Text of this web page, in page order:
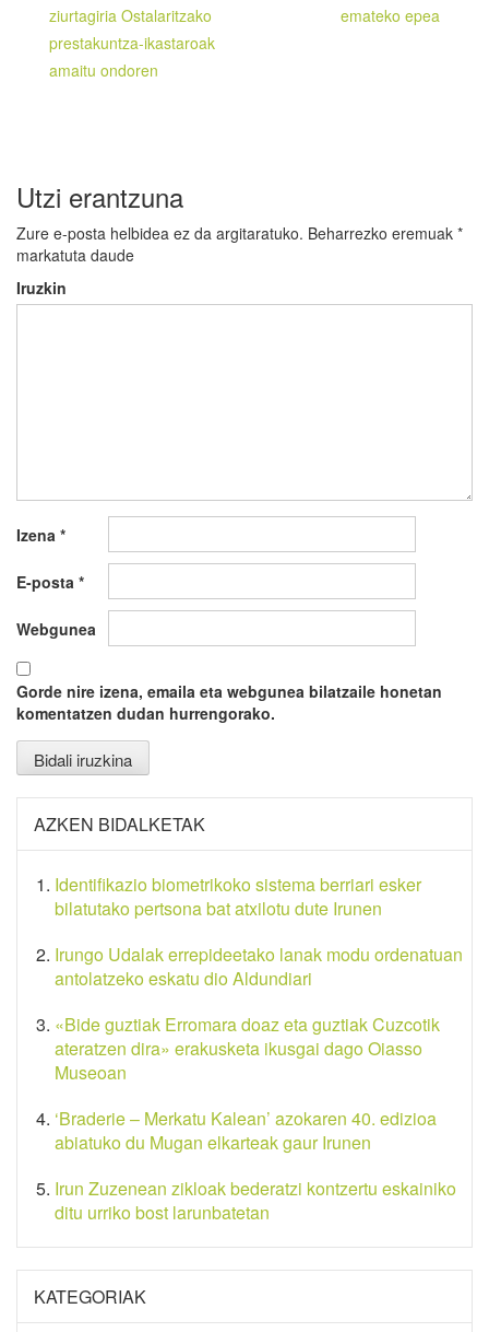
nabigatu
ziurtagiria Ostalaritzako
prestakuntza-ikastaroak
amaitu ondoren
emateko epea
Utzi erantzuna
Zure e-posta helbidea ez da argitaratuko. Beharrezko eremuak *
markatuta daude
Iruzkin
Izena *
E-posta *
Webgunea
Gorde nire izena, emaila eta webgunea bilatzaile honetan
komentatzen dudan hurrengorako.
AZKEN BIDALKETAK
Identifikazio biometrikoko sistema berriari esker
bilatutako pertsona bat atxilotu dute Irunen
Irungo Udalak errepideetako lanak modu ordenatuan
antolatzeko eskatu dio Aldundiari
«Bide guztiak Erromara doaz eta guztiak Cuzcotik
ateratzen dira» erakusketa ikusgai dago Oiasso
Museoan
‘Braderie – Merkatu Kalean’ azokaren 40. edizioa
abiatuko du Mugan elkarteak gaur Irunen
Irun Zuzenean zikloak bederatzi kontzertu eskainiko
ditu urriko bost larunbatetan
KATEGORIAK